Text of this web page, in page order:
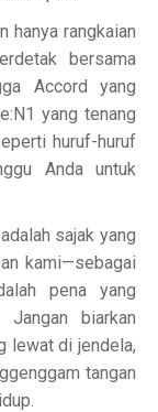
hanya rangkaian
bersama
Accord yang
yang tenang
huruf-huruf
Anda untuk
sajak yang
kami—sebagai
pena yang
biarkan
lewat di jendela,
tangan